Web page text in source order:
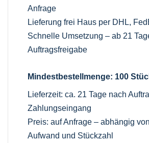
Anfrage
Lieferung frei Haus per DHL,
Schnelle Umsetzung – ab 21
Auftragsfreigabe
Mindestbestellmenge: 100
Lieferzeit: ca. 21 Tage nach
Zahlungseingang
Preis: auf Anfrage – abhängig
Aufwand und Stückzahl